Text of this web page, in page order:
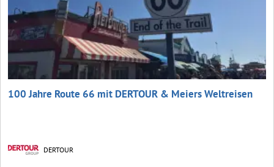
100 Jahre Route 66 mit DERTOUR & Meiers Weltreisen
DERTOUR